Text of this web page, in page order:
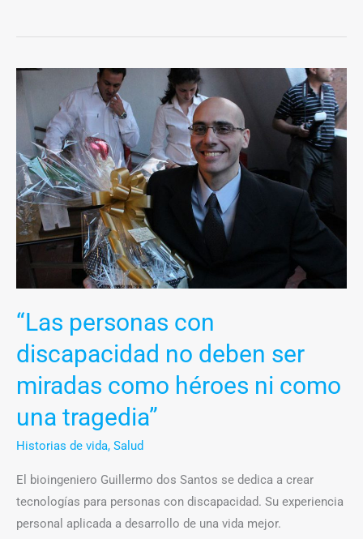
“Las personas con
discapacidad no deben ser
miradas como héroes ni como
una tragedia”
Historias de vida, Salud
El bioingeniero Guillermo dos Santos se dedica a crear
tecnologías para personas con discapacidad. Su experiencia
personal aplicada a desarrollo de una vida mejor.
personas
discapacidad
no
deben
ser
miradas
como
como
una
tragedia”